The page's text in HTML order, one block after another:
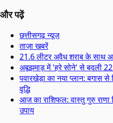
और पढ़ें
छत्तीसगढ़ न्यूज़
ताज़ा खबरें
21.6 लीटर अवैध शराब के साथ
अबूझमाड़ में 'हरे सोने' से बदली
पवारखेड़ा का नया प्लान: बगास
वृद्धि
आज का राशिफल: वास्तु गुरु
उपाय